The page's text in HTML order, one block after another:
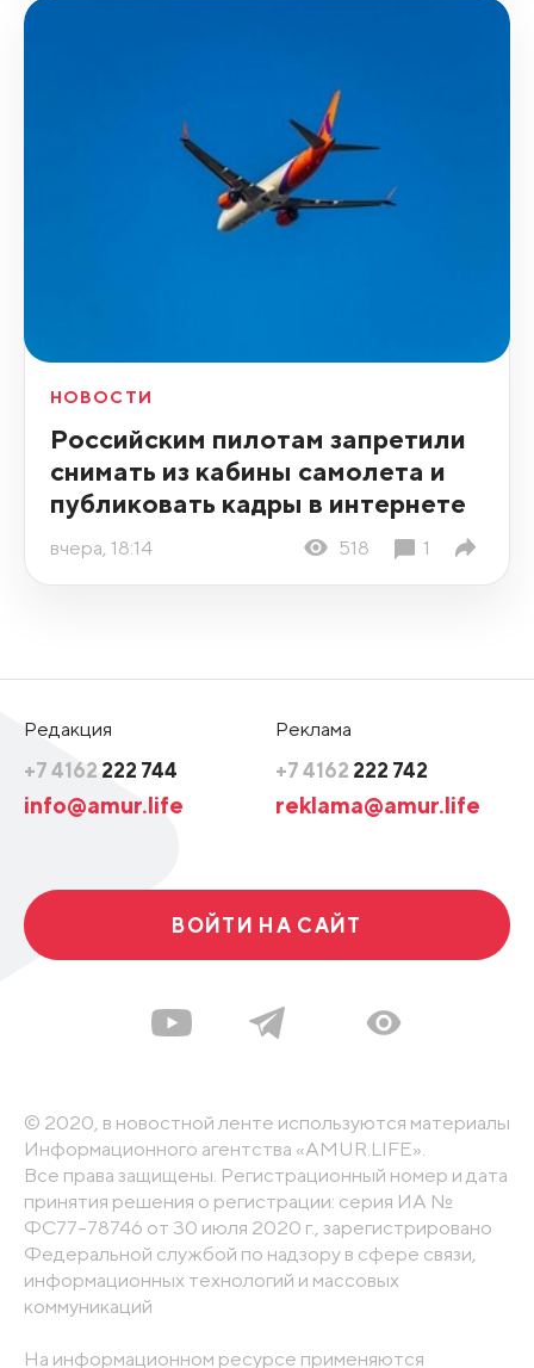
НОВОСТИ
Российским пилотам запретили
снимать из кабины самолета и
публиковать кадры в интернете
вчера, 18:14 518 1
Редакция
+7 4162 222 744
info@amur.life
Реклама
+7 4162 222 742
reklama@amur.life
ВОЙТИ НА САЙТ
© 2020, в новостной ленте используются материалы
Информационного агентства «AMUR.LIFE».
Все права защищены. Регистрационный номер и дата
принятия решения о регистрации: серия ИА №
ФС77-78746 от 30 июля 2020 г., зарегистрировано
Федеральной службой по надзору в сфере связи,
информационных технологий и массовых
коммуникаций
На информационном ресурсе применяются